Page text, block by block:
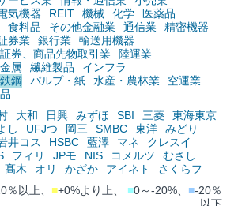
気機器 REIT 機械 化学
医薬品
食料品 その他金融業 通信業
精密機器
券業 銀行業
輸送用機器
証券、商品先物取引業
陸運業
属 繊維製品
インフラ
鉄鋼 パルプ・紙 水産・農林業
空運業
大和 日興 みずほ SBI 三菱
東海東京
し UFJつ 岡三 SMBC 東洋
みどり
井コス HSBC 藍澤 マネ
クレスイ
フィリ JPモ NIS コメルツ
むさし
髙木 オリ かざか アイネト
さくらフ
％以上、 ■+0%より上、 ■0～-20%、 ■-20％